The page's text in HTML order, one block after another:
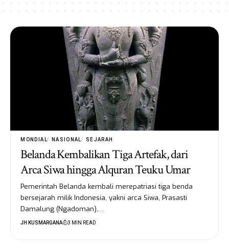
MONDIAL NASIONAL SEJARAH
Belanda Kembalikan Tiga Artefak, dari
Arca Siwa hingga Alquran Teuku Umar
Pemerintah Belanda kembali merepatriasi tiga benda
bersejarah milik Indonesia, yakni arca Siwa, Prasasti
Damalung (Ngadoman),…
JH KUSMARGANA 3 MIN READ